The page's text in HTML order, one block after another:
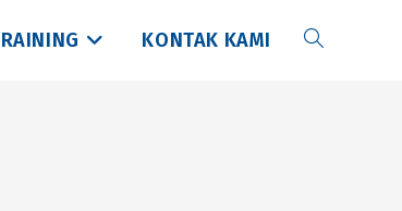
KONTAK KAMI Toggle